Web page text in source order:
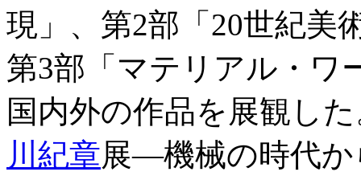
現」、第2部「20世紀美
第3部「マテリアル・ワ
国内外の作品を展観し
川紀章展―機械の時代か